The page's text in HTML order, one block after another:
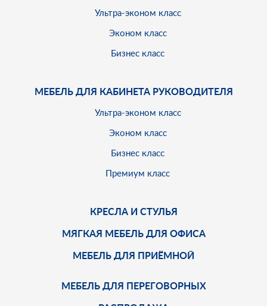
Ультра-эконом класс
Эконом класс
Бизнес класс
МЕБЕЛЬ ДЛЯ КАБИНЕТА РУКОВОДИТЕЛЯ
Ультра-эконом класс
Эконом класс
Бизнес класс
Премиум класс
КРЕСЛА И СТУЛЬЯ
МЯГКАЯ МЕБЕЛЬ ДЛЯ ОФИСА
МЕБЕЛЬ ДЛЯ ПРИЁМНОЙ
МЕБЕЛЬ ДЛЯ ПЕРЕГОВОРНЫХ